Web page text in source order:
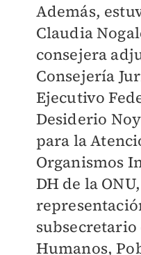
Además,
Claudia
consejera
Consejería
Ejecutivo
Desiderio
para la
Organismos
DH de la
subsecretario
Humanos,